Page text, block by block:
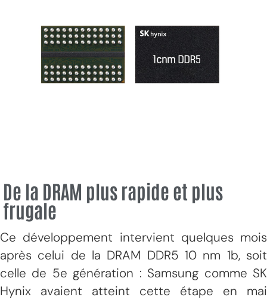
De la DRAM plus rapide et plus
frugale
Ce développement intervient quelques mois
après celui de la DRAM DDR5 10 nm 1b, soit
celle de 5e génération : Samsung comme SK
Hynix avaient atteint cette étape en mai